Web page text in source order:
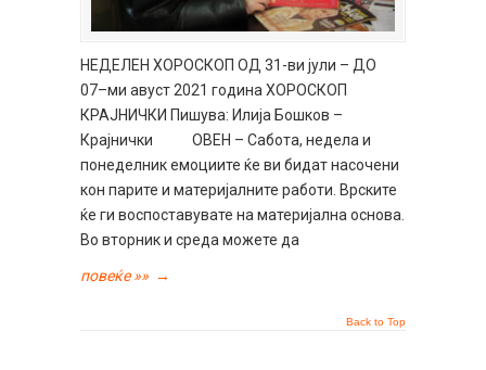
НЕДЕЛЕН ХОРОСКОП ОД 31-ви јули – ДО
07–ми авуст 2021 година ХОРОСКОП
КРАЈНИЧКИ Пишува: Илија Бошков –
Крајнички ОВЕН – Сабота, недела и
понеделник емоциите ќе ви бидат насочени
кон парите и материјалните работи. Врските
ќе ги воспоставувате на материјална основа.
Во вторник и среда можете да
повеќе »» →
Back to Top